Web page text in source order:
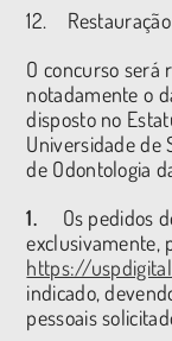
12.
O concurso será
notadamente o
disposto no
Universidade de
de Odontologia
1. Os pedidos
exclusivamente,
https://
indicado,
pessoais